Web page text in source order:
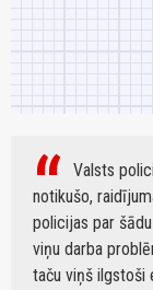
Valsts
notikušo,
policijas par
viņu darba
taču viņš ilgstoši